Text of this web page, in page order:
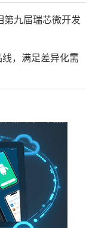
第九届瑞芯微开发
，满足差异化需